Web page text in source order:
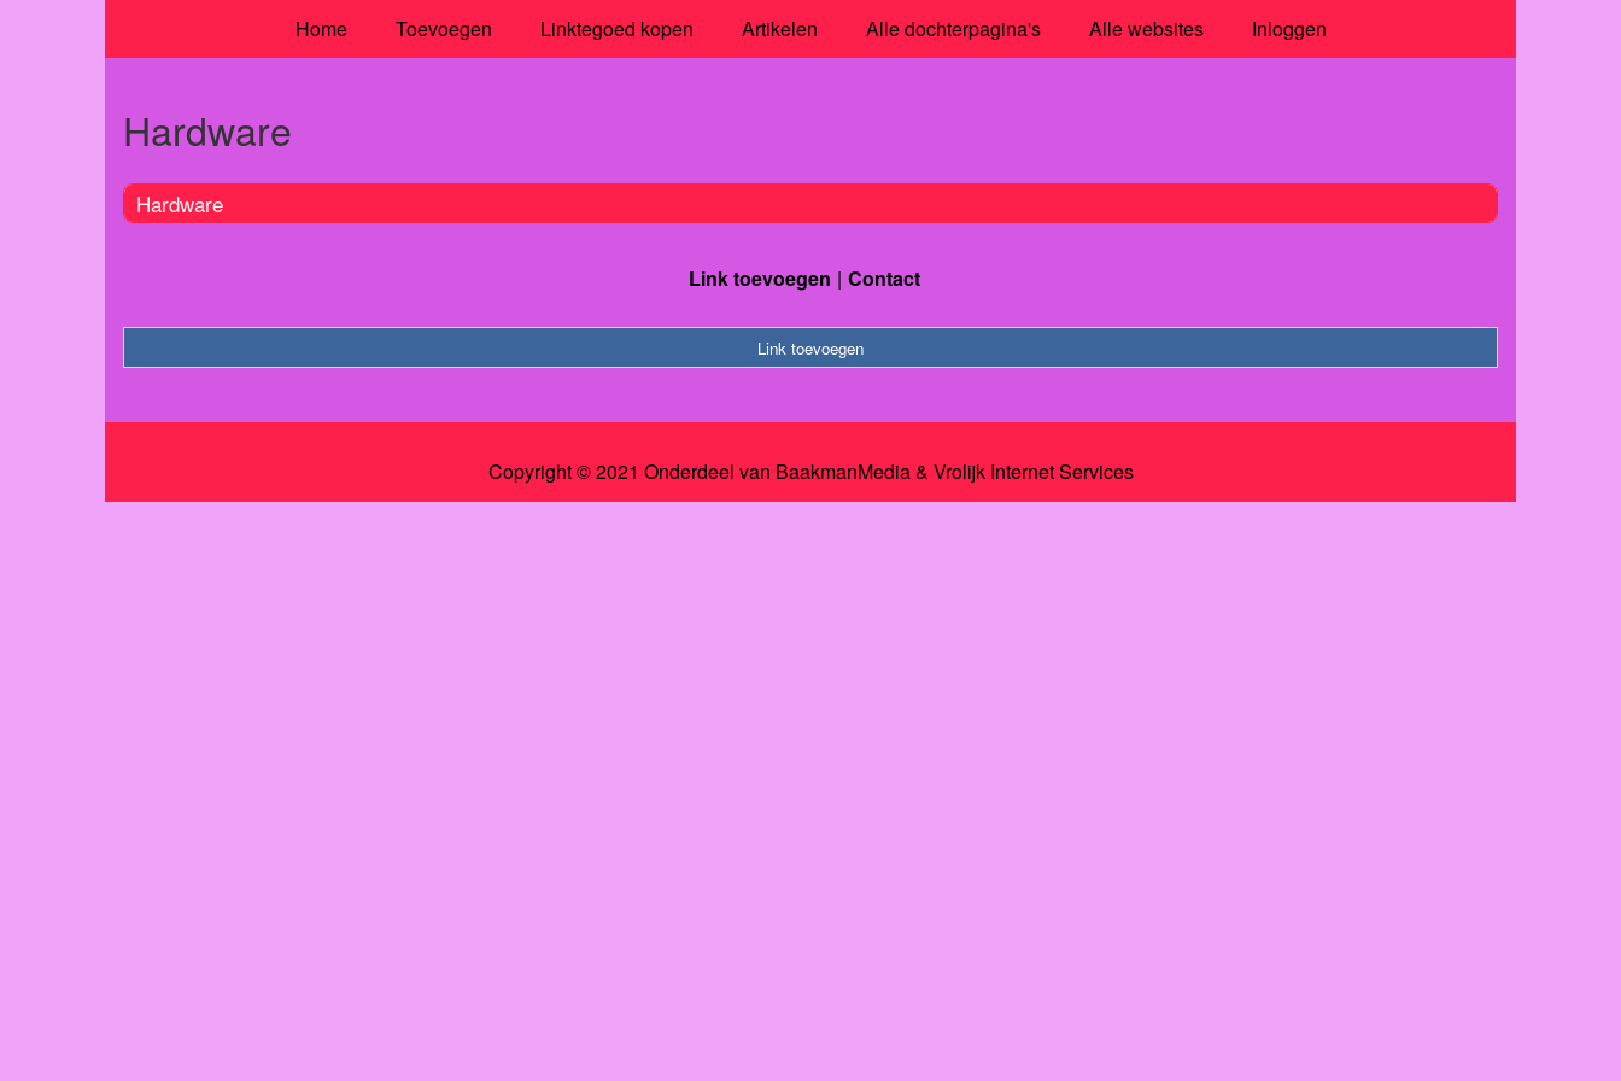
Home Toevoegen Linktegoed kopen Artikelen Alle dochterpagina's Alle websites Inloggen
Hardware
Hardware
Link toevoegen Contact
Link toevoegen
Copyright © 2021 Onderdeel van BaakmanMedia& Vrolijk Internet Services